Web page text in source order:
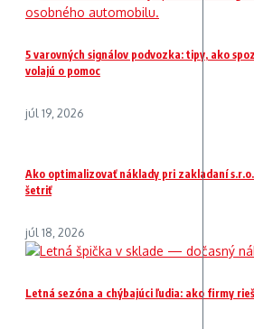
5 varovných signálov podvozka: tipy, ako
volajú o pomoc
júl 19, 2026
Ako optimalizovať náklady pri zakladaní
šetriť
júl 18, 2026
Letná sezóna a chýbajúci ľudia: ako firmy